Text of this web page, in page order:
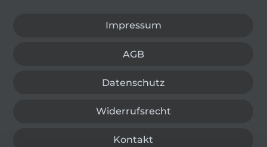
Impressum
AGB
Datenschutz
Widerrufsrecht
Kontakt